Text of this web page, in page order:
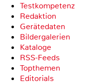
Testkompetenz
Redaktion
Gerätedaten
Bildergalerien
Kataloge
RSS-Feeds
Topthemen
Editorials